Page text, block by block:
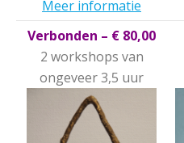
Meer informatie
Verbonden – € 80,00
2 workshops van
ongeveer 3,5 uur